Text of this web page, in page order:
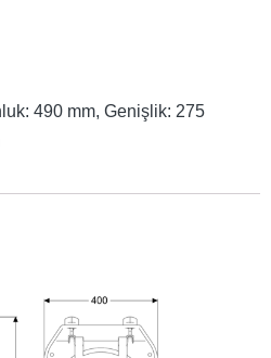
490 mm, Genişlik: 275